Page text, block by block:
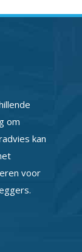
om
kan
voor